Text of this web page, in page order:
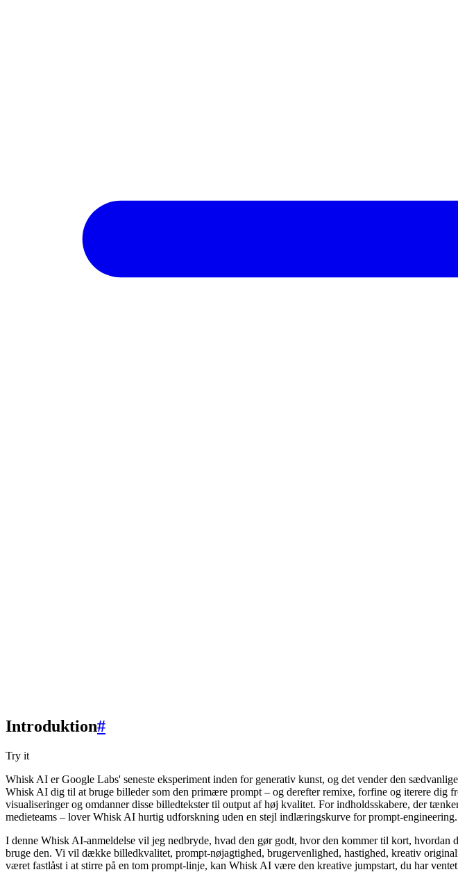
Introduktion#
Try it
Whisk AI er Google Labs' seneste eksperiment inden for generativ kunst, og det vender den
Whisk AI dig til at bruge billeder som den primære prompt – og derefter remixe, forfine og iterere
visualiseringer og omdanner disse billedtekster til output af høj kvalitet. For indholdsskabere, der
medieteams – lover Whisk AI hurtig udforskning uden en stejl indlæringskurve for prompt-engineering.
I denne Whisk AI-anmeldelse vil jeg nedbryde, hvad den gør godt, hvor den kommer til kort,
bruge den. Vi vil dække billedkvalitet, prompt-nøjagtighed, brugervenlighed, hastighed, kreativ
været fastlåst i at stirre på en tom prompt-linje, kan Whisk AI være den kreative jumpstart, du har